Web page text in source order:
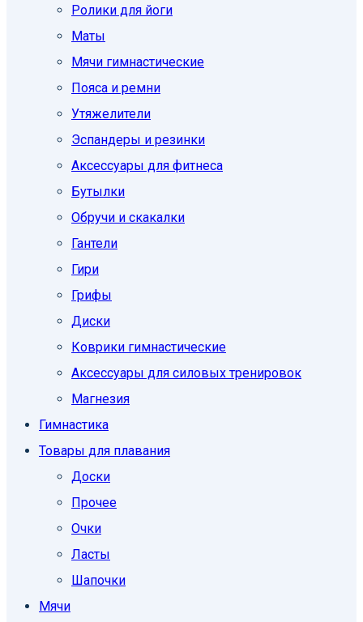
Ролики для йоги
Маты
Мячи гимнастические
Пояса и ремни
Утяжелители
Эспандеры и резинки
Аксессуары для фитнеса
Бутылки
Обручи и скакалки
Гантели
Гири
Грифы
Диски
Коврики гимнастические
Аксессуары для силовых тренировок
Магнезия
Гимнастика
Товары для плавания
Доски
Прочее
Очки
Ласты
Шапочки
Мячи